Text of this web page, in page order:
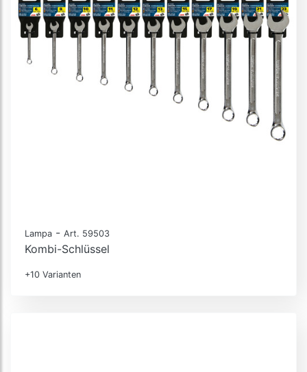
Lampa - Art. 59503
Kombi-Schlüssel
+10 Varianten